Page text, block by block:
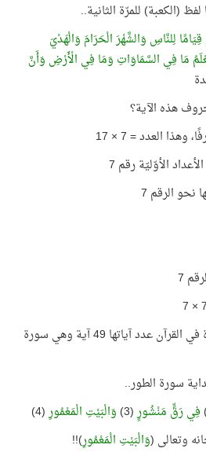
(الكعبة) للمرّة الثانية..
لِلنَّاسِ وَالشَّهْرَ الْحَرَامَ وَالْهَدْيَ
مَا فِي السَّمَاوَاتِ وَمَا فِي الْأَرْضِ وَأَنَّ
هذه الآية؟
نحو الرقم 7
7
وتعلمون أن هناك سورة واحدة في القرآن عدد آياتها 49 آية وهي سورة
فِي رَقٍّ مَنْشُورٍ(3) وَالْبَيْتِ الْمَعْمُورِ(4)
وتعالى (وَالْبَيْتِ الْمَعْمُورِ)!!